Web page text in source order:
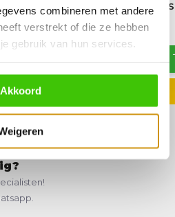
combineren met andere
verstrekt of die ze hebben
gebruik van hun services.
Akkoord
Stubb's Original BBQ
450ml
8,95